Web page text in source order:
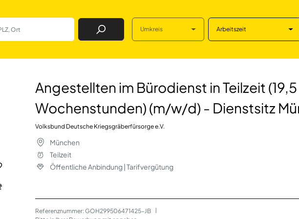
Job Finden Umkreis Arbeitszeit
in Teilzeit
Angestellten im Bürodienst in Teilzeit (19,5
Wochenstunden) (m/w/d) - Dienstsitz
Volksbund Deutsche Kriegsgräberfürsorge e.V.
München
Teilzeit
Öffentliche Anbindung | Tarifvergütung
Referenznummer: GOH299506471425-JB